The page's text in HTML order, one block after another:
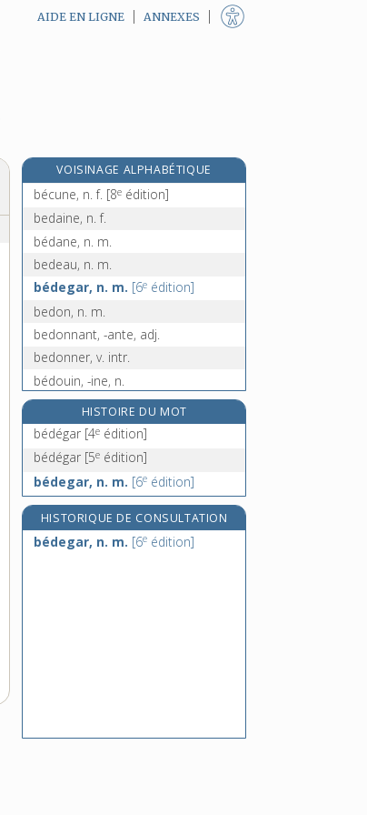
AIDE EN LIGNE ANNEXES
VOISINAGE ALPHABÉTIQUE
becter, v. tr.
bécune, n. f. [8e édition]
bedaine, n. f.
bédane, n. m.
bedeau, n. m.
bédegar, n. m. [6e édition]
bedon, n. m.
bedonnant, -ante, adj.
bedonner, v. intr.
bédouin, -ine, n.
bée [I], adj. f.
bée [II], n. f.
béer, v. intr.
be-fa-si
édition]
beffler, v. tr.[2eédition]
HISTOIRE DU MOT
bédégar [4e édition]
bédégar [5e édition]
bédegar, n. m. [6e édition]
HISTORIQUE DE CONSULTATION
bédegar, n. m. [6e édition]